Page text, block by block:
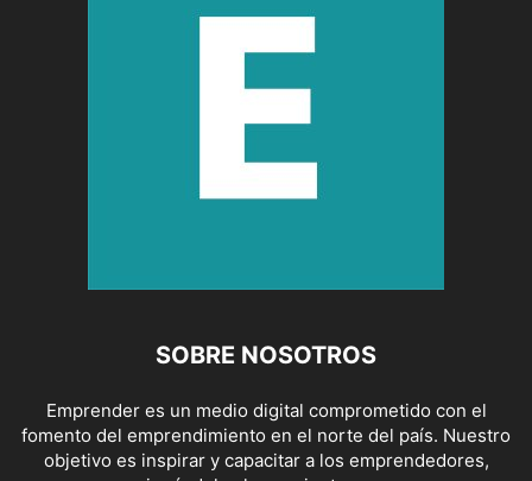
SOBRE NOSOTROS
Emprender es un medio digital comprometido con el
fomento del emprendimiento en el norte del país. Nuestro
objetivo es inspirar y capacitar a los emprendedores,